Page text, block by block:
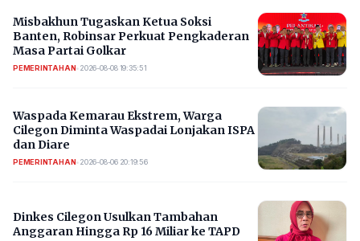
Misbakhun Tugaskan Ketua Soksi
Banten, Robinsar Perkuat Pengkaderan
Masa Partai Golkar
PEMERINTAHAN• 2026-08-08 19:35:51
Waspada Kemarau Ekstrem, Warga
Cilegon Diminta Waspadai Lonjakan ISPA
dan Diare
PEMERINTAHAN• 2026-08-06 20:19:56
Dinkes Cilegon Usulkan Tambahan
Anggaran Hingga Rp 16 Miliar ke TAPD